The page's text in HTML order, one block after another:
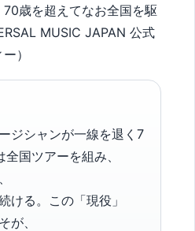
70歳を超えてなお全国を駆
MUSIC JAPAN 公式
）
ジシャンが一線を退く7
国ツアーを組み、
ける。この「現役」
が、